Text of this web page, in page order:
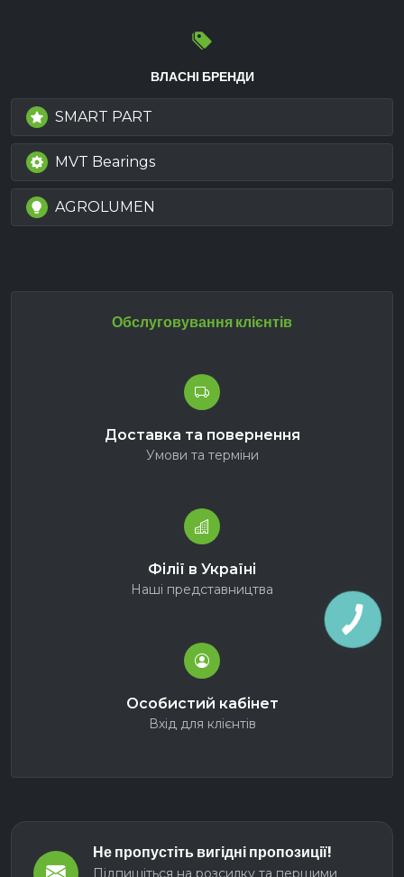
ВЛАСНІ БРЕНДИ
SMART PART
MVT Bearings
AGROLUMEN
Обслуговування клієнтів
Доставка та повернення
Умови та терміни
Філії в Україні
Наші представництва
Особистий кабінет
Вхід для клієнтів
Не пропустіть вигідні пропозиції!
Підпишіться на розсилку та першими